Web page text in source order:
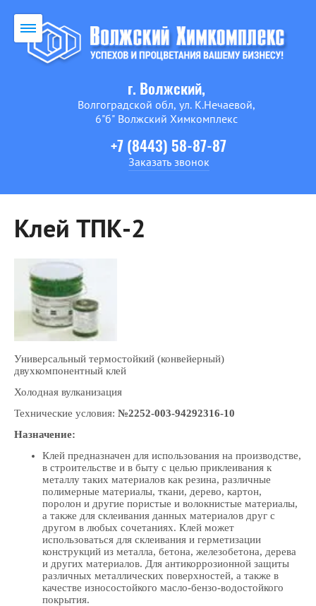
г. Волжский,
Волгоградской обл, ул. К.Нечаевой,
6"б" Волжский Химкомплекс
+7 (8443) 58-87-87
Заказать звонок
Клей ТПК-2
Универсальный термостойкий (конвейерный)
двухкомпонентный клей
Холодная вулканизация
Технические условия: №2252-003-94292316-10
Назначение:
Клей предназначен для использования на производстве,
в строительстве и в быту с целью приклеивания к
металлу таких материалов как резина, различные
полимерные материалы, ткани, дерево, картон,
поролон и другие пористые и волокнистые материалы,
а также для склеивания данных материалов друг с
другом в любых сочетаниях. Клей может
использоваться для склеивания и герметизации
конструкций из металла, бетона, железобетона, дерева
и других материалов. Для антикоррозионной защиты
различных металлических поверхностей, а также в
качестве износостойкого масло-бензо-водостойкого
покрытия.